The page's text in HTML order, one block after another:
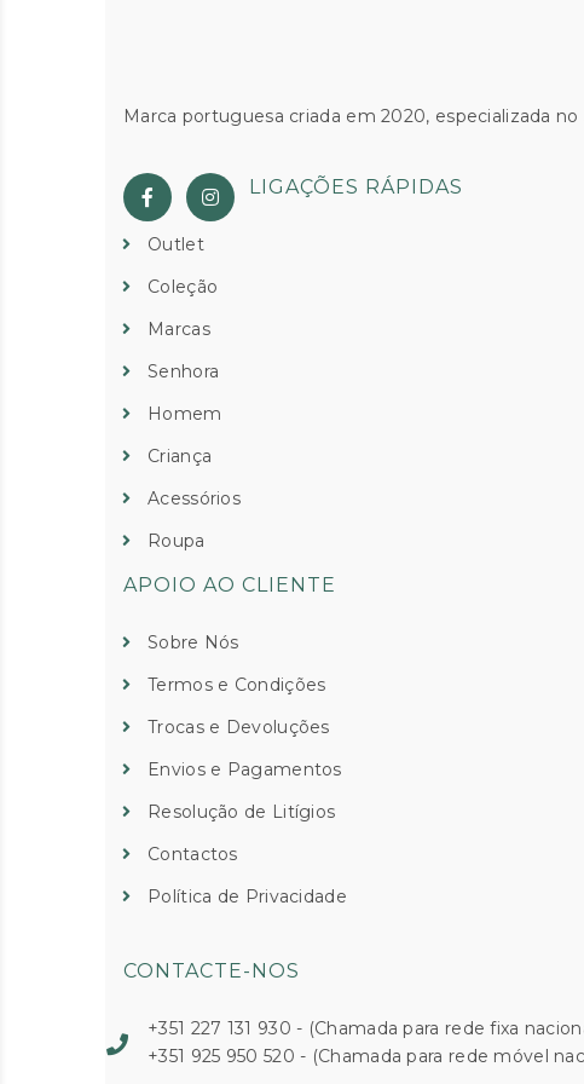
Marca portuguesa criada em 2020, especializada
LIGAÇÕES RÁPIDAS
Outlet
Coleção
Marcas
Senhora
Homem
Criança
Acessórios
Roupa
APOIO AO CLIENTE
Sobre Nós
Termos e Condições
Trocas e Devoluções
Envios e Pagamentos
Resolução de Litígios
Contactos
Política de Privacidade
CONTACTE-NOS
+351 227 131 930 - (Chamada para rede fixa
+351 925 950 520 - (Chamada para rede móvel